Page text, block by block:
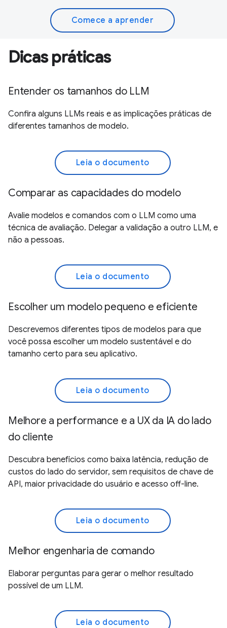
Comece a aprender
Dicas práticas
Entender os tamanhos do LLM
Confira alguns LLMs reais e as implicações práticas de
diferentes tamanhos de modelo.
Leia o documento
Comparar as capacidades do modelo
Avalie modelos e comandos com o LLM como uma
técnica de avaliação. Delegar a validação a outro LLM, e
não a pessoas.
Leia o documento
Escolher um modelo pequeno e eficiente
Descrevemos diferentes tipos de modelos para que
você possa escolher um modelo sustentável e do
tamanho certo para seu aplicativo.
Leia o documento
Melhore a performance e a UX da IA do lado
do cliente
Descubra benefícios como baixa latência, redução de
custos do lado do servidor, sem requisitos de chave de
API, maior privacidade do usuário e acesso off-line.
Leia o documento
Melhor engenharia de comando
Elaborar perguntas para gerar o melhor resultado
possível de um LLM.
Leia o documento